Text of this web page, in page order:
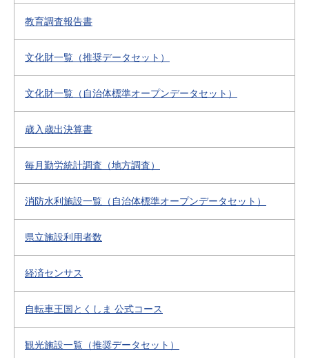
教育調査報告書
文化財一覧（推奨データセット）
文化財一覧（自治体標準オープンデータセット）
歳入歳出決算書
毎月勤労統計調査（地方調査）
消防水利施設一覧（自治体標準オープンデータセット）
県立施設利用者数
経済センサス
自転車王国とくしま 公式コース
観光施設一覧（推奨データセット）